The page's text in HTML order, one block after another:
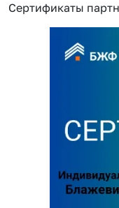
Сертификаты